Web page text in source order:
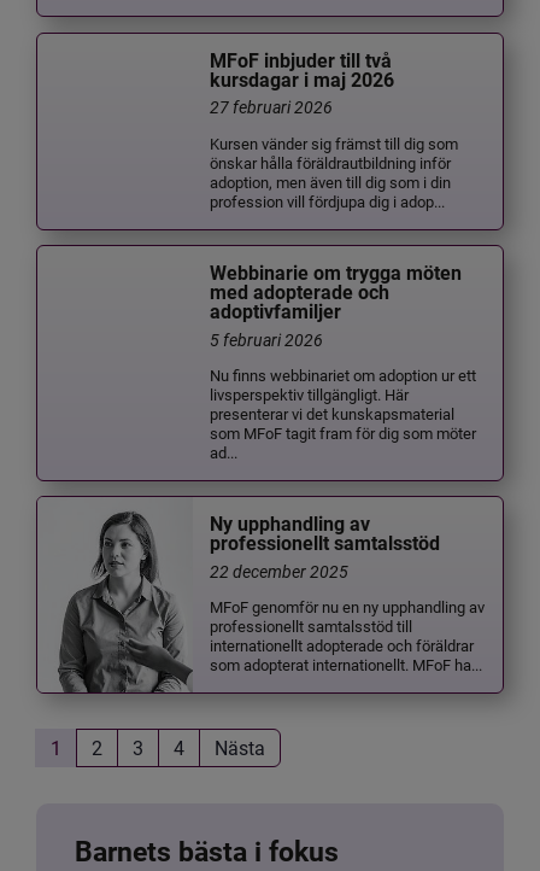
MFoF inbjuder till två
kursdagar i maj 2026
27 februari 2026
Kursen vänder sig främst till dig som
önskar hålla föräldrautbildning inför
adoption, men även till dig som i din
profession vill fördjupa dig i adop...
Webbinarie om trygga möten
med adopterade och
adoptivfamiljer
5 februari 2026
Nu finns webbinariet om adoption ur ett
livsperspektiv tillgängligt. Här
presenterar vi det kunskapsmaterial
som MFoF tagit fram för dig som möter
ad...
Ny upphandling av
professionellt samtalsstöd
22 december 2025
MFoF genomför nu en ny upphandling av
professionellt samtalsstöd till
internationellt adopterade och föräldrar
som adopterat internationellt. MFoF ha...
1 2 3 4 Nästa
Barnets bästa i fokus